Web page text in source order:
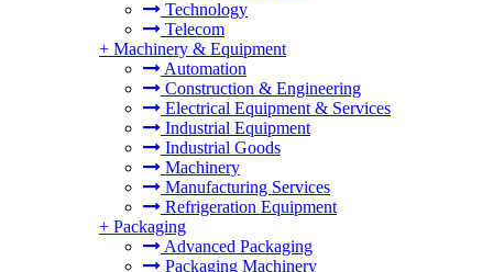
Technology
Telecom
+ Machinery & Equipment
Automation
Construction & Engineering
Electrical Equipment & Services
Industrial Equipment
Industrial Goods
Machinery
Manufacturing Services
Refrigeration Equipment
+ Packaging
Advanced Packaging
Packaging Machinery